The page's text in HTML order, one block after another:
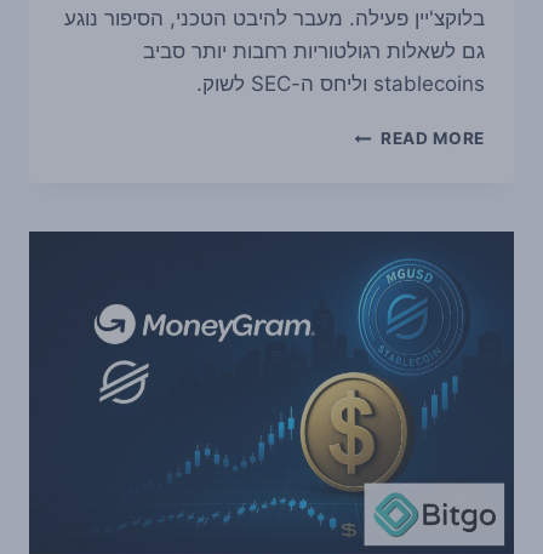
בלוקצ'יין פעילה. מעבר להיבט הטכני, הסיפור נוגע
גם לשאלות רגולטוריות רחבות יותר סביב
stablecoins וליחס ה-SEC לשוק.
READ MORE
MONEYGRAM
SOLANA,
עובר
לסטייבלקוינס
ולרגולציה